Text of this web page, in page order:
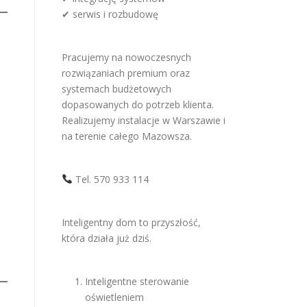
✔ serwis i rozbudowę
Pracujemy na nowoczesnych
rozwiązaniach premium oraz
systemach budżetowych
dopasowanych do potrzeb klienta.
Realizujemy instalacje w Warszawie i
na terenie całego Mazowsza.
Tel. 570 933 114
Inteligentny dom to przyszłość,
która działa już dziś.
Inteligentne sterowanie
oświetleniem